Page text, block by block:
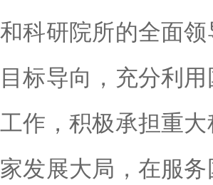
科研院所的全面
标导向，充分利
作，积极承担重
发展大局，在服